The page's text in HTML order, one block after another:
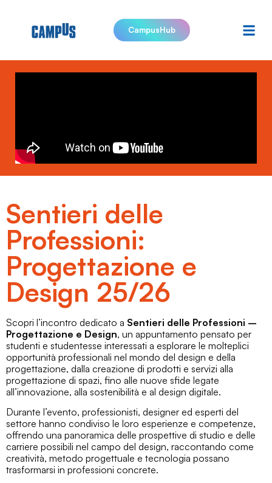
CampusHub
Sentieri delle
Professioni:
Progettazione e
Design 25/26
Scopri l’incontro dedicato a Sentieri delle Professioni –
Progettazione e Design, un appuntamento pensato per
studenti e studentesse interessati a esplorare le molteplici
opportunità professionali nel mondo del design e della
progettazione, dalla creazione di prodotti e servizi alla
progettazione di spazi, fino alle nuove sfide legate
all’innovazione, alla sostenibilità e al design digitale.
Durante l’evento, professionisti, designer ed esperti del
settore hanno condiviso le loro esperienze e competenze,
offrendo una panoramica delle prospettive di studio e delle
carriere possibili nel campo del design, raccontando come
creatività, metodo progettuale e tecnologia possano
trasformarsi in professioni concrete.